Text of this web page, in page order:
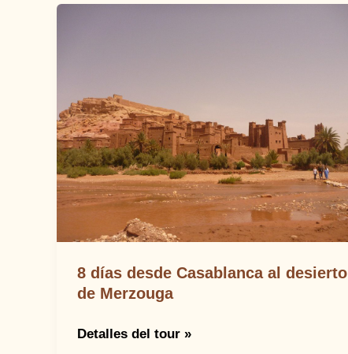
8 días desde Casablanca al desierto
de Merzouga
8Detalles del tour »